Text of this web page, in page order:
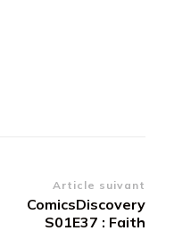
Article suivant
ComicsDiscovery
S01E37 : Faith